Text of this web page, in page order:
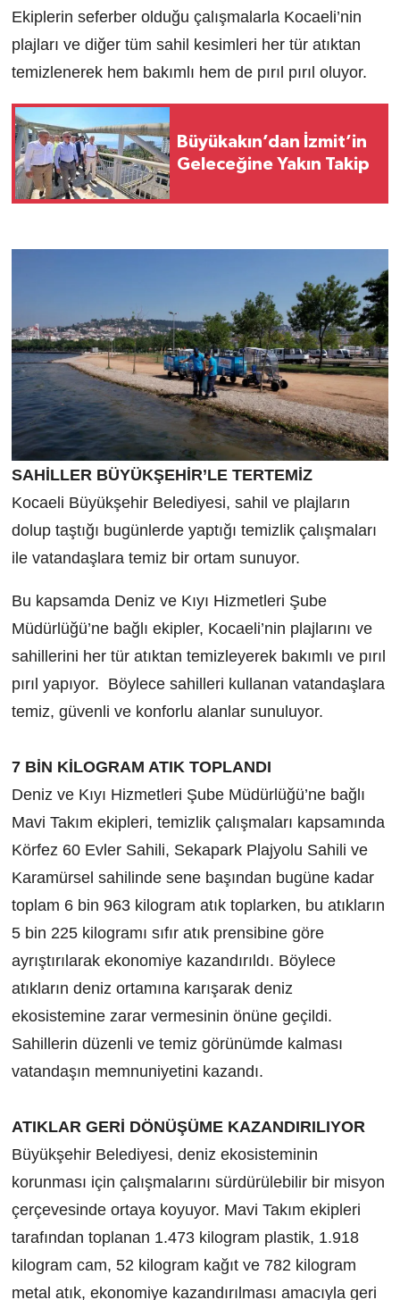
Ekiplerin seferber olduğu çalışmalarla Kocaeli’nin
plajları ve diğer tüm sahil kesimleri her tür atıktan
temizlenerek hem bakımlı hem de pırıl pırıl oluyor.
Büyükakın’dan İzmit’in
Geleceğine Yakın Takip
SAHİLLER BÜYÜKŞEHİR’LE TERTEMİZ
Kocaeli Büyükşehir Belediyesi, sahil ve plajların
dolup taştığı bugünlerde yaptığı temizlik çalışmaları
ile vatandaşlara temiz bir ortam sunuyor.
Bu kapsamda Deniz ve Kıyı Hizmetleri Şube
Müdürlüğü’ne bağlı ekipler, Kocaeli’nin plajlarını ve
sahillerini her tür atıktan temizleyerek bakımlı ve pırıl
pırıl yapıyor. Böylece sahilleri kullanan vatandaşlara
temiz, güvenli ve konforlu alanlar sunuluyor.
7 BİN KİLOGRAM ATIK TOPLANDI
Deniz ve Kıyı Hizmetleri Şube Müdürlüğü’ne bağlı
Mavi Takım ekipleri, temizlik çalışmaları kapsamında
Körfez 60 Evler Sahili, Sekapark Plajyolu Sahili ve
Karamürsel sahilinde sene başından bugüne kadar
toplam 6 bin 963 kilogram atık toplarken, bu atıkların
5 bin 225 kilogramı sıfır atık prensibine göre
ayrıştırılarak ekonomiye kazandırıldı. Böylece
atıkların deniz ortamına karışarak deniz
ekosistemine zarar vermesinin önüne geçildi.
Sahillerin düzenli ve temiz görünümde kalması
vatandaşın memnuniyetini kazandı.
ATIKLAR GERİ DÖNÜŞÜME KAZANDIRILIYOR
Büyükşehir Belediyesi, deniz ekosisteminin
korunması için çalışmalarını sürdürülebilir bir misyon
çerçevesinde ortaya koyuyor. Mavi Takım ekipleri
tarafından toplanan 1.473 kilogram plastik, 1.918
kilogram cam, 52 kilogram kağıt ve 782 kilogram
metal atık, ekonomiye kazandırılması amacıyla geri